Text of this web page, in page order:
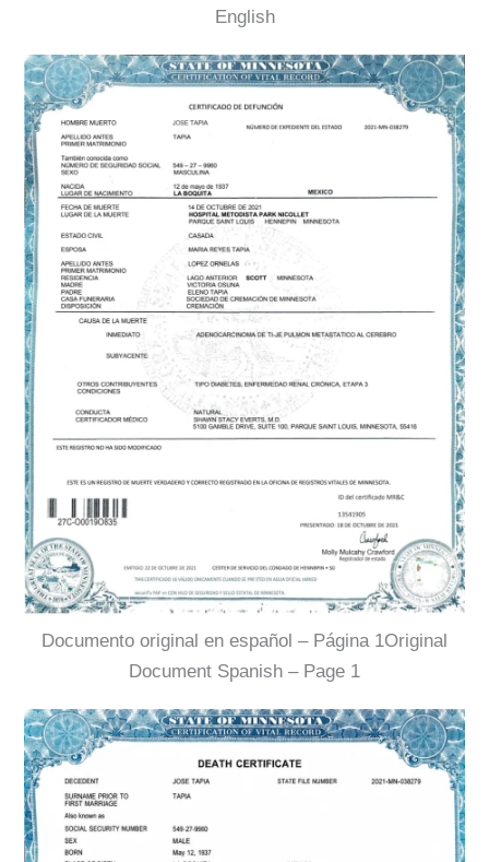
English
Documento original en español – Página 1Original
Document Spanish – Page 1